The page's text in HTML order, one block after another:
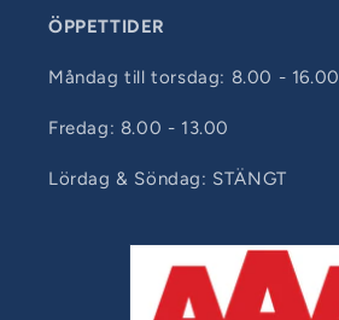
ÖPPETTIDER
Måndag till torsdag: 8.00 - 16.00
Fredag: 8.00 - 13.00
Lördag & Söndag: STÄNGT